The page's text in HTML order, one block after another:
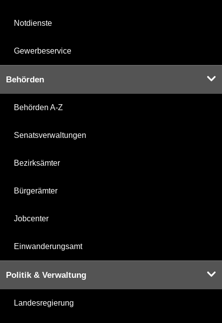
Notdienste
Gewerbeservice
Behörden
Behörden A-Z
Senatsverwaltungen
Bezirksämter
Bürgerämter
Jobcenter
Einwanderungsamt
Politik & Verwaltung
Landesregierung